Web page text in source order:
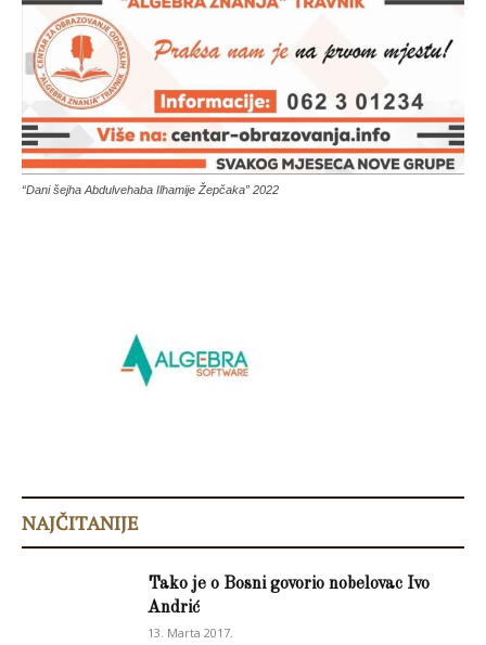
“Dani šejha Abdulvehaba Ilhamije Žepčaka” 2022
NAJČITANIJE
Tako je o Bosni govorio nobelovac Ivo
Andrić
13. Marta 2017.